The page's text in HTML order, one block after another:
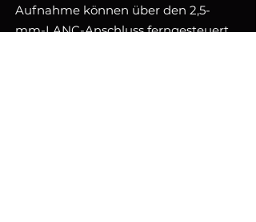
Aufnahme können über den 2,5-
mm-LANC-Anschluss ferngesteuert